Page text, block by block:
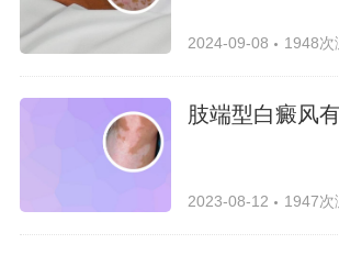
2024-09-08 1948次
肢端型白癜风
2023-08-12 1947次